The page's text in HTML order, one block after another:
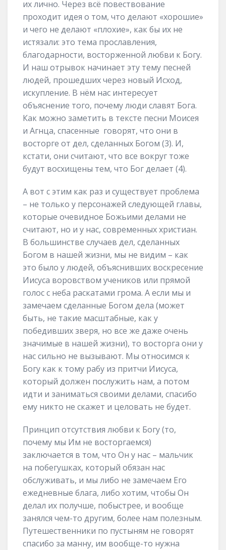
их лично. Через всё повествование
проходит идея о том, что делают «хорошие»
и чего не делают «плохие», как бы их не
истязали: это тема прославления,
благодарности, восторженной любви к Богу.
И наш отрывок начинает эту тему песней
людей, прошедших через новый Исход,
искупление. В нём нас интересует
объяснение того, почему люди славят Бога.
Как можно заметить в тексте песни Моисея
и Агнца, спасенные говорят, что они в
восторге от дел, сделанных Богом (3). И,
кстати, они считают, что все вокруг тоже
будут восхищены тем, что Бог делает (4).
А вот с этим как раз и существует проблема
– не только у персонажей следующей главы,
которые очевидное Божьими делами не
считают, но и у нас, современных христиан.
В большинстве случаев дел, сделанных
Богом в нашей жизни, мы не видим – как
это было у людей, объяснивших воскресение
Иисуса воровством учеников или прямой
голос с неба раскатами грома. А если мы и
замечаем сделанные Богом дела (может
быть, не такие масштабные, как у
победивших зверя, но все же даже очень
значимые в нашей жизни), то восторга они у
нас сильно не вызывают. Мы относимся к
Богу как к тому рабу из притчи Иисуса,
который должен послужить нам, а потом
идти и заниматься своими делами, спасибо
ему никто не скажет и целовать не будет.
Принцип отсутствия любви к Богу (то,
почему мы Им не восторгаемся)
заключается в том, что Он у нас – мальчик
на побегушках, который обязан нас
обслуживать, и мы либо не замечаем Его
ежедневные блага, либо хотим, чтобы Он
делал их получше, побыстрее, и вообще
занялся чем-то другим, более нам полезным.
Путешественники по пустыням не говорят
спасибо за манну, им вообще-то нужна